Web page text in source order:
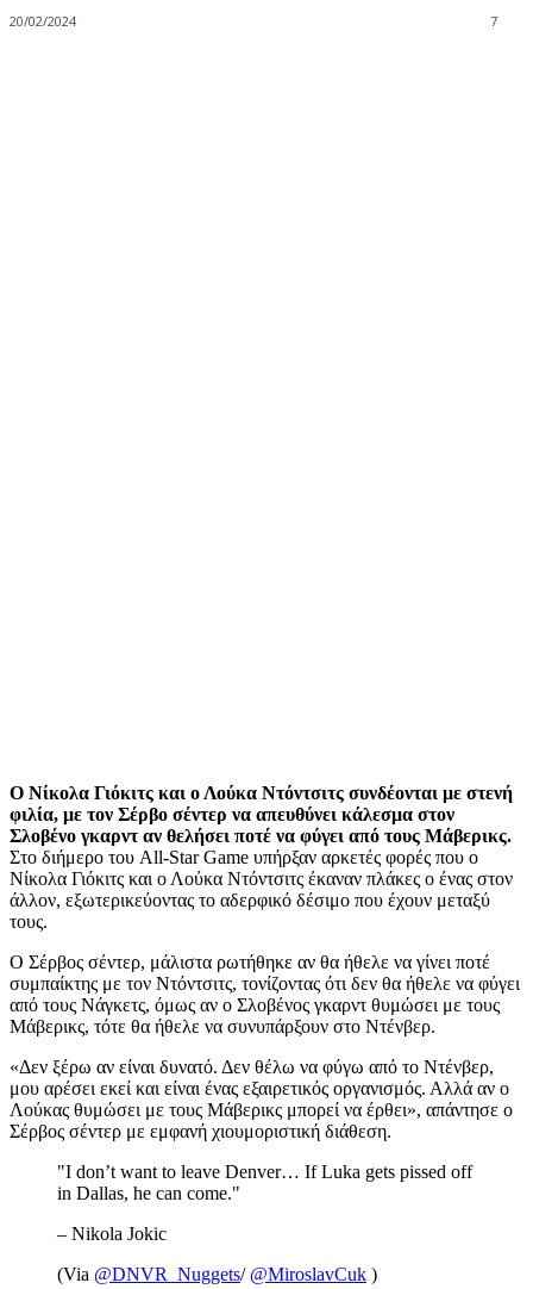
20/02/2024 7
Ο Νίκολα Γιόκιτς και ο Λούκα Ντόντσιτς συνδέονται με στενή
φιλία, με τον Σέρβο σέντερ να απευθύνει κάλεσμα στον
Σλοβένο γκαρντ αν θελήσει ποτέ να φύγει από τους Μάβερικς.
Στο διήμερο του All-Star Game υπήρξαν αρκετές φορές που ο
Νίκολα Γιόκιτς και ο Λούκα Ντόντσιτς έκαναν πλάκες ο ένας στον
άλλον, εξωτερικεύοντας το αδερφικό δέσιμο που έχουν μεταξύ
τους.
Ο Σέρβος σέντερ, μάλιστα ρωτήθηκε αν θα ήθελε να γίνει ποτέ
συμπαίκτης με τον Ντόντσιτς, τονίζοντας ότι δεν θα ήθελε να φύγει
από τους Νάγκετς, όμως αν ο Σλοβένος γκαρντ θυμώσει με τους
Μάβερικς, τότε θα ήθελε να συνυπάρξουν στο Ντένβερ.
«Δεν ξέρω αν είναι δυνατό. Δεν θέλω να φύγω από το Ντένβερ,
μου αρέσει εκεί και είναι ένας εξαιρετικός οργανισμός. Αλλά αν ο
Λούκας θυμώσει με τους Μάβερικς μπορεί να έρθει», απάντησε ο
Σέρβος σέντερ με εμφανή χιουμοριστική διάθεση.
"I don’t want to leave Denver… If Luka gets pissed off
in Dallas, he can come."
– Nikola Jokic
(Via @DNVR_Nuggets/ @MiroslavCuk )